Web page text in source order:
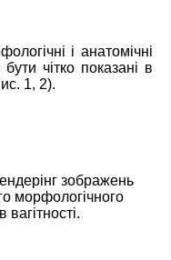
і анатомічні
чітко показані в
1, 2).
зображень
морфологічного